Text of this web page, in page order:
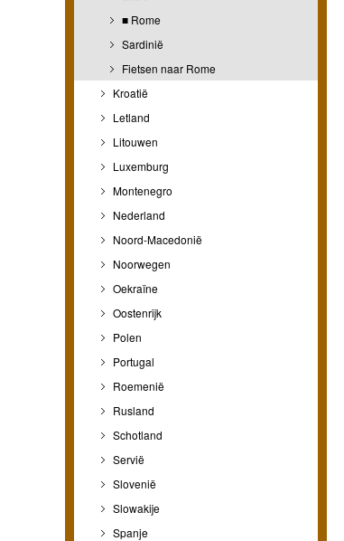
■ Rome
Sardinië
Fietsen naar Rome
Kroatië
Letland
Litouwen
Luxemburg
Montenegro
Nederland
Noord-Macedonië
Noorwegen
Oekraïne
Oostenrijk
Polen
Portugal
Roemenië
Rusland
Schotland
Servië
Slovenië
Slowakije
Spanje